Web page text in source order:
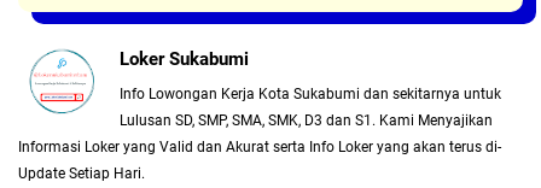
Loker Sukabumi
Info Lowongan Kerja Kota Sukabumi dan sekitarnya untuk
Lulusan SD, SMP, SMA, SMK, D3 dan S1. Kami Menyajikan
Informasi Loker yang Valid dan Akurat serta Info Loker yang akan terus di-
Update Setiap Hari.